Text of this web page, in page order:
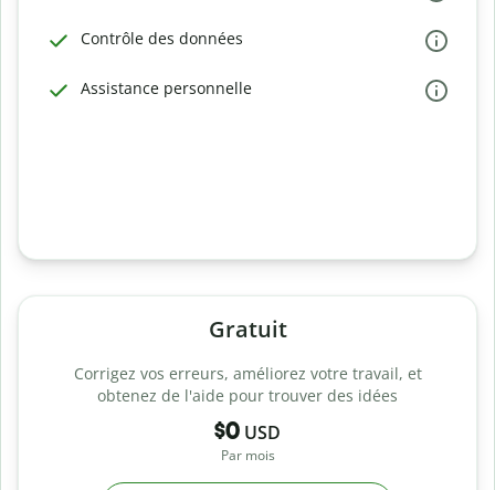
Contrôle des données
Assistance personnelle
Gratuit
Corrigez vos erreurs, améliorez votre travail, et
obtenez de l'aide pour trouver des idées
$0 USD
Par mois